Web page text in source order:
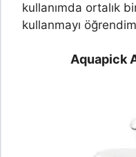
kullanımda ortalık
kullanmayı
Aquapick